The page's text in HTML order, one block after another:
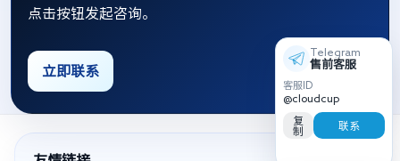
点击按钮发起咨询。
立即联系
Telegram
售前客服
客服ID
@cloudcup
复
制
联系